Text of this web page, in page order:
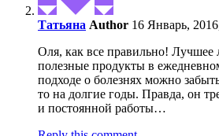
Татьяна Author 16 Январь,
Оля, как все правильно! Лучшее
полезные продукты в
подходе о болезнях можно
то на долгие годы. Правда, он
и постоянной работы…